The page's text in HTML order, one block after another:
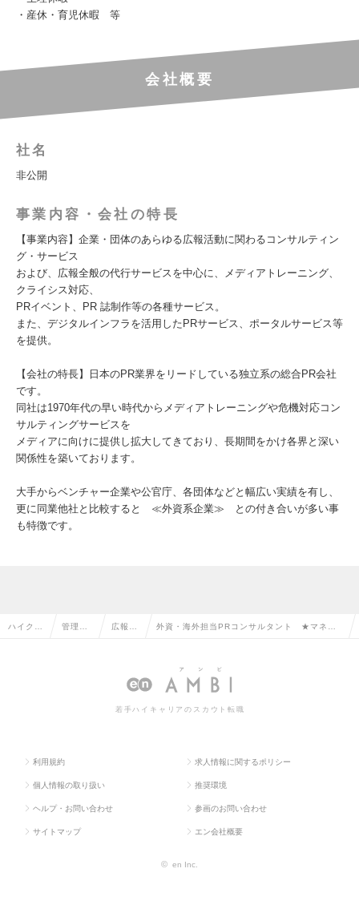
・産休・育児休暇 等
会社概要
社名
非公開
事業内容・会社の特長
【事業内容】企業・団体のあらゆる広報活動に関わるコンサルティン
グ・サービス
および、広報全般の代行サービスを中心に、メディアトレーニング、
クライシス対応、
PRイベント、PR 誌制作等の各種サービス。
また、デジタルインフラを活用したPRサービス、ポータルサービス等
を提供。
【会社の特長】日本のPR業界をリードしている独立系の総合PR会社
です。
同社は1970年代の早い時代からメディアトレーニングや危機対応コン
サルティングサービスを
メディアに向けに提供し拡大してきており、長期間をかけ各界と深い
関係性を築いております。
大手からベンチャー企業や公官庁、各団体などと幅広い実績を有し、
更に同業他社と比較すると ≪外資系企業≫ との付き合いが多い事
も特徴です。
ハイクラ 管理部 広報・ 外資・海外担当PRコンサルタント ★マネー
の求人情報
若手ハイキャリアのスカウト転職
利用規約 求人情報に関するポリシー
個人情報の取り扱い 推奨環境
ヘルプ・お問い合わせ 参画のお問い合わせ
サイトマップ エン会社概要
© en Inc.